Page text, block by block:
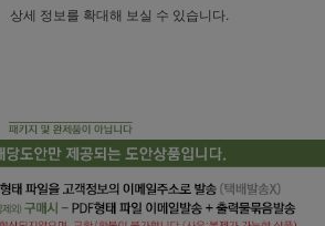
상세 정보를 확대해 보실 수 있습니다.